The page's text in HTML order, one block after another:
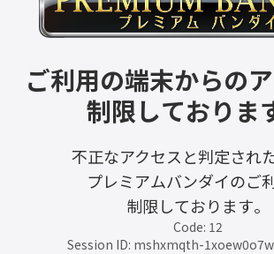
ご利用の端末からの
制限しておりま
不正なアクセスと判定された
プレミアムバンダイのご
制限しております。
Code: 12
Session ID: mshxmqth-